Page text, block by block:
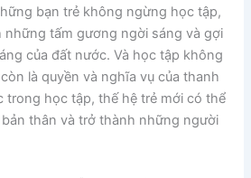
bạn trẻ không ngừng học tập,
tấm gương ngời sáng và gợi
của đất nước. Và học tập không
là quyền và nghĩa vụ của thanh
trong học tập, thế hệ trẻ mới có thể
thân và trở thành những người